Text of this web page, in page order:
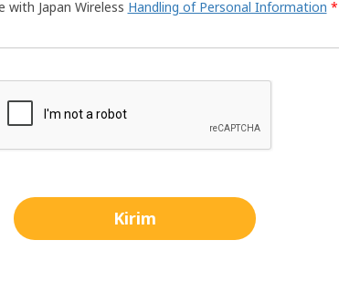
with Japan Wireless Handling of Personal Information *